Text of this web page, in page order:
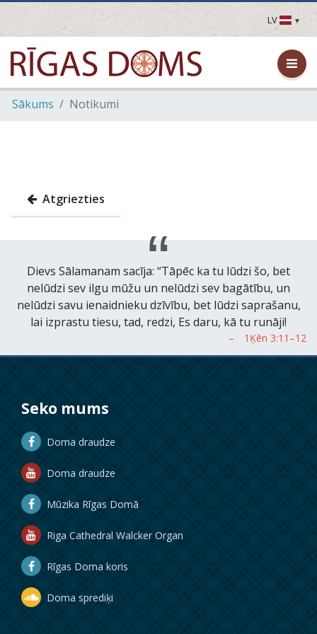
LV
LV
EN
DE
FR
Sākums Notikumi
Atgriezties
Dievs Sālamanam sacīja: “Tāpēc ka tu lūdzi šo, bet
nelūdzi sev ilgu mūžu un nelūdzi sev bagātību, un
nelūdzi savu ienaidnieku dzīvību, bet lūdzi saprašanu,
lai izprastu tiesu, tad, redzi, Es daru, kā tu runāji!
Seko mums
Doma draudze
Doma draudze
Mūzika Rīgas Domā
Riga Cathedral Walcker Organ
Rīgas Doma koris
Doma sprediķi